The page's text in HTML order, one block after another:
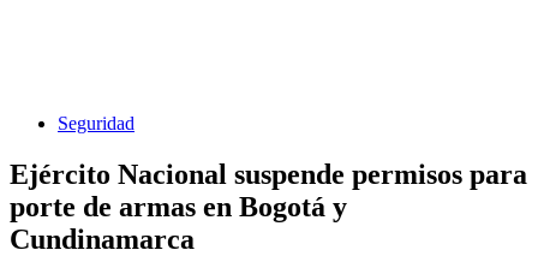
Seguridad
Ejército Nacional suspende permisos para
porte de armas en Bogotá y
Cundinamarca